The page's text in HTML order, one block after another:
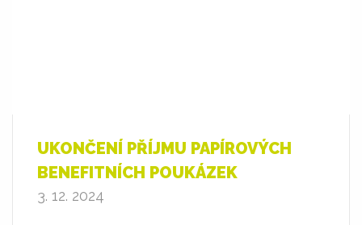
UKONČENÍ PŘÍJMU PAPÍROVÝCH
BENEFITNÍCH POUKÁZEK
3. 12. 2024